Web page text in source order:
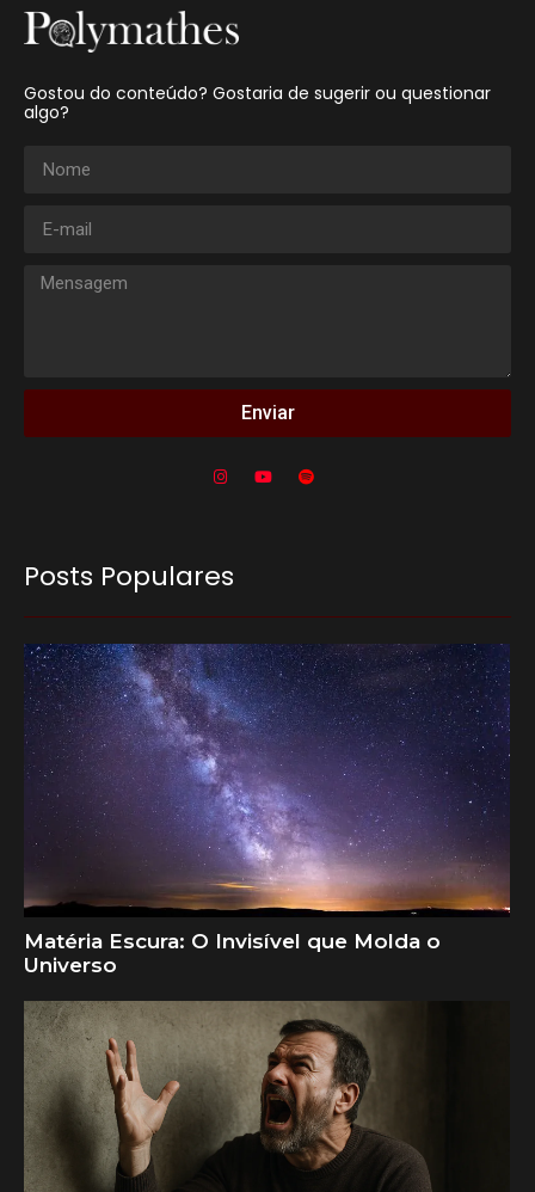
Gostou do conteúdo? Gostaria de sugerir ou questionar
algo?
Enviar
Posts Populares
Matéria Escura: O Invisível que Molda o
Universo